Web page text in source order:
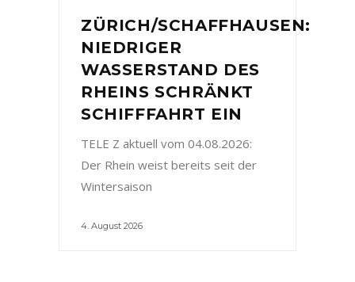
ZÜRICH/SCHAFFHAUSEN:
NIEDRIGER
WASSERSTAND DES
RHEINS SCHRÄNKT
SCHIFFFAHRT EIN
TELE Z aktuell vom 04.08.2026:
Der Rhein weist bereits seit der
Wintersaison
4. August 2026